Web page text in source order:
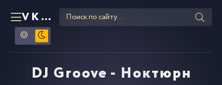
VKLIPE RU
DJ Groove - Ноктюрн